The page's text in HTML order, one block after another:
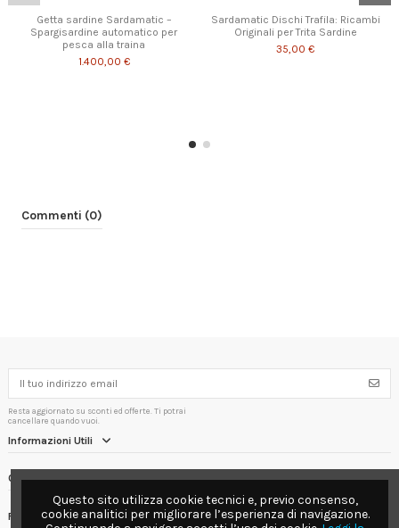
Getta sardine Sardamatic –
Spargisardine automatico per
pesca alla traina
1.400,00 €
Sardamatic Dischi Trafila: Ricambi
Originali per Trita Sardine
35,00 €
Commenti (0)
Resta aggiornato su sconti ed offerte. Ti potrai
cancellare quando vuoi.
Informazioni Utili
Contact us
Follow us
Questo sito utilizza cookie tecnici e, previo consenso,
cookie analitici per migliorare l’esperienza di navigazione.